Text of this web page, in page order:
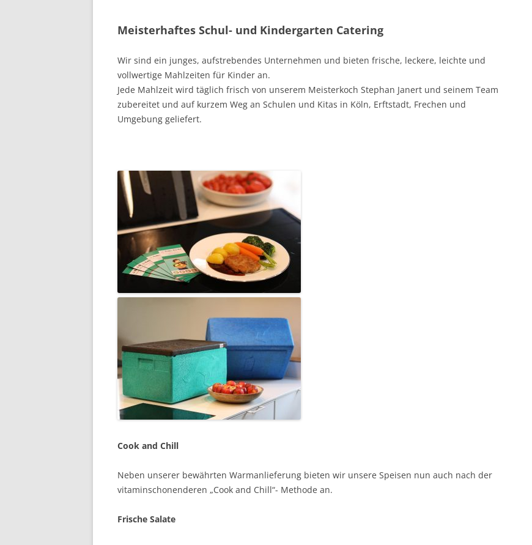
Meisterhaftes Schul- und Kindergarten Catering
Wir sind ein junges, aufstrebendes Unternehmen und bieten frische, leckere, leichte und
vollwertige Mahlzeiten für Kinder an.
Jede Mahlzeit wird täglich frisch von unserem Meisterkoch Stephan Janert und seinem Team
zubereitet und auf kurzem Weg an Schulen und Kitas in Köln, Erftstadt, Frechen und
Umgebung geliefert.
Cook and Chill
Neben unserer bewährten Warmanlieferung bieten wir unsere Speisen nun auch nach der
vitaminschonenderen „Cook and Chill“- Methode an.
Frische Salate